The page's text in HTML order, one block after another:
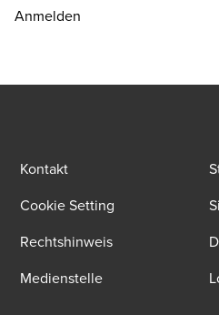
Anmelden
Kontakt
Cookie Setting
Rechtshinweis
Medienstelle